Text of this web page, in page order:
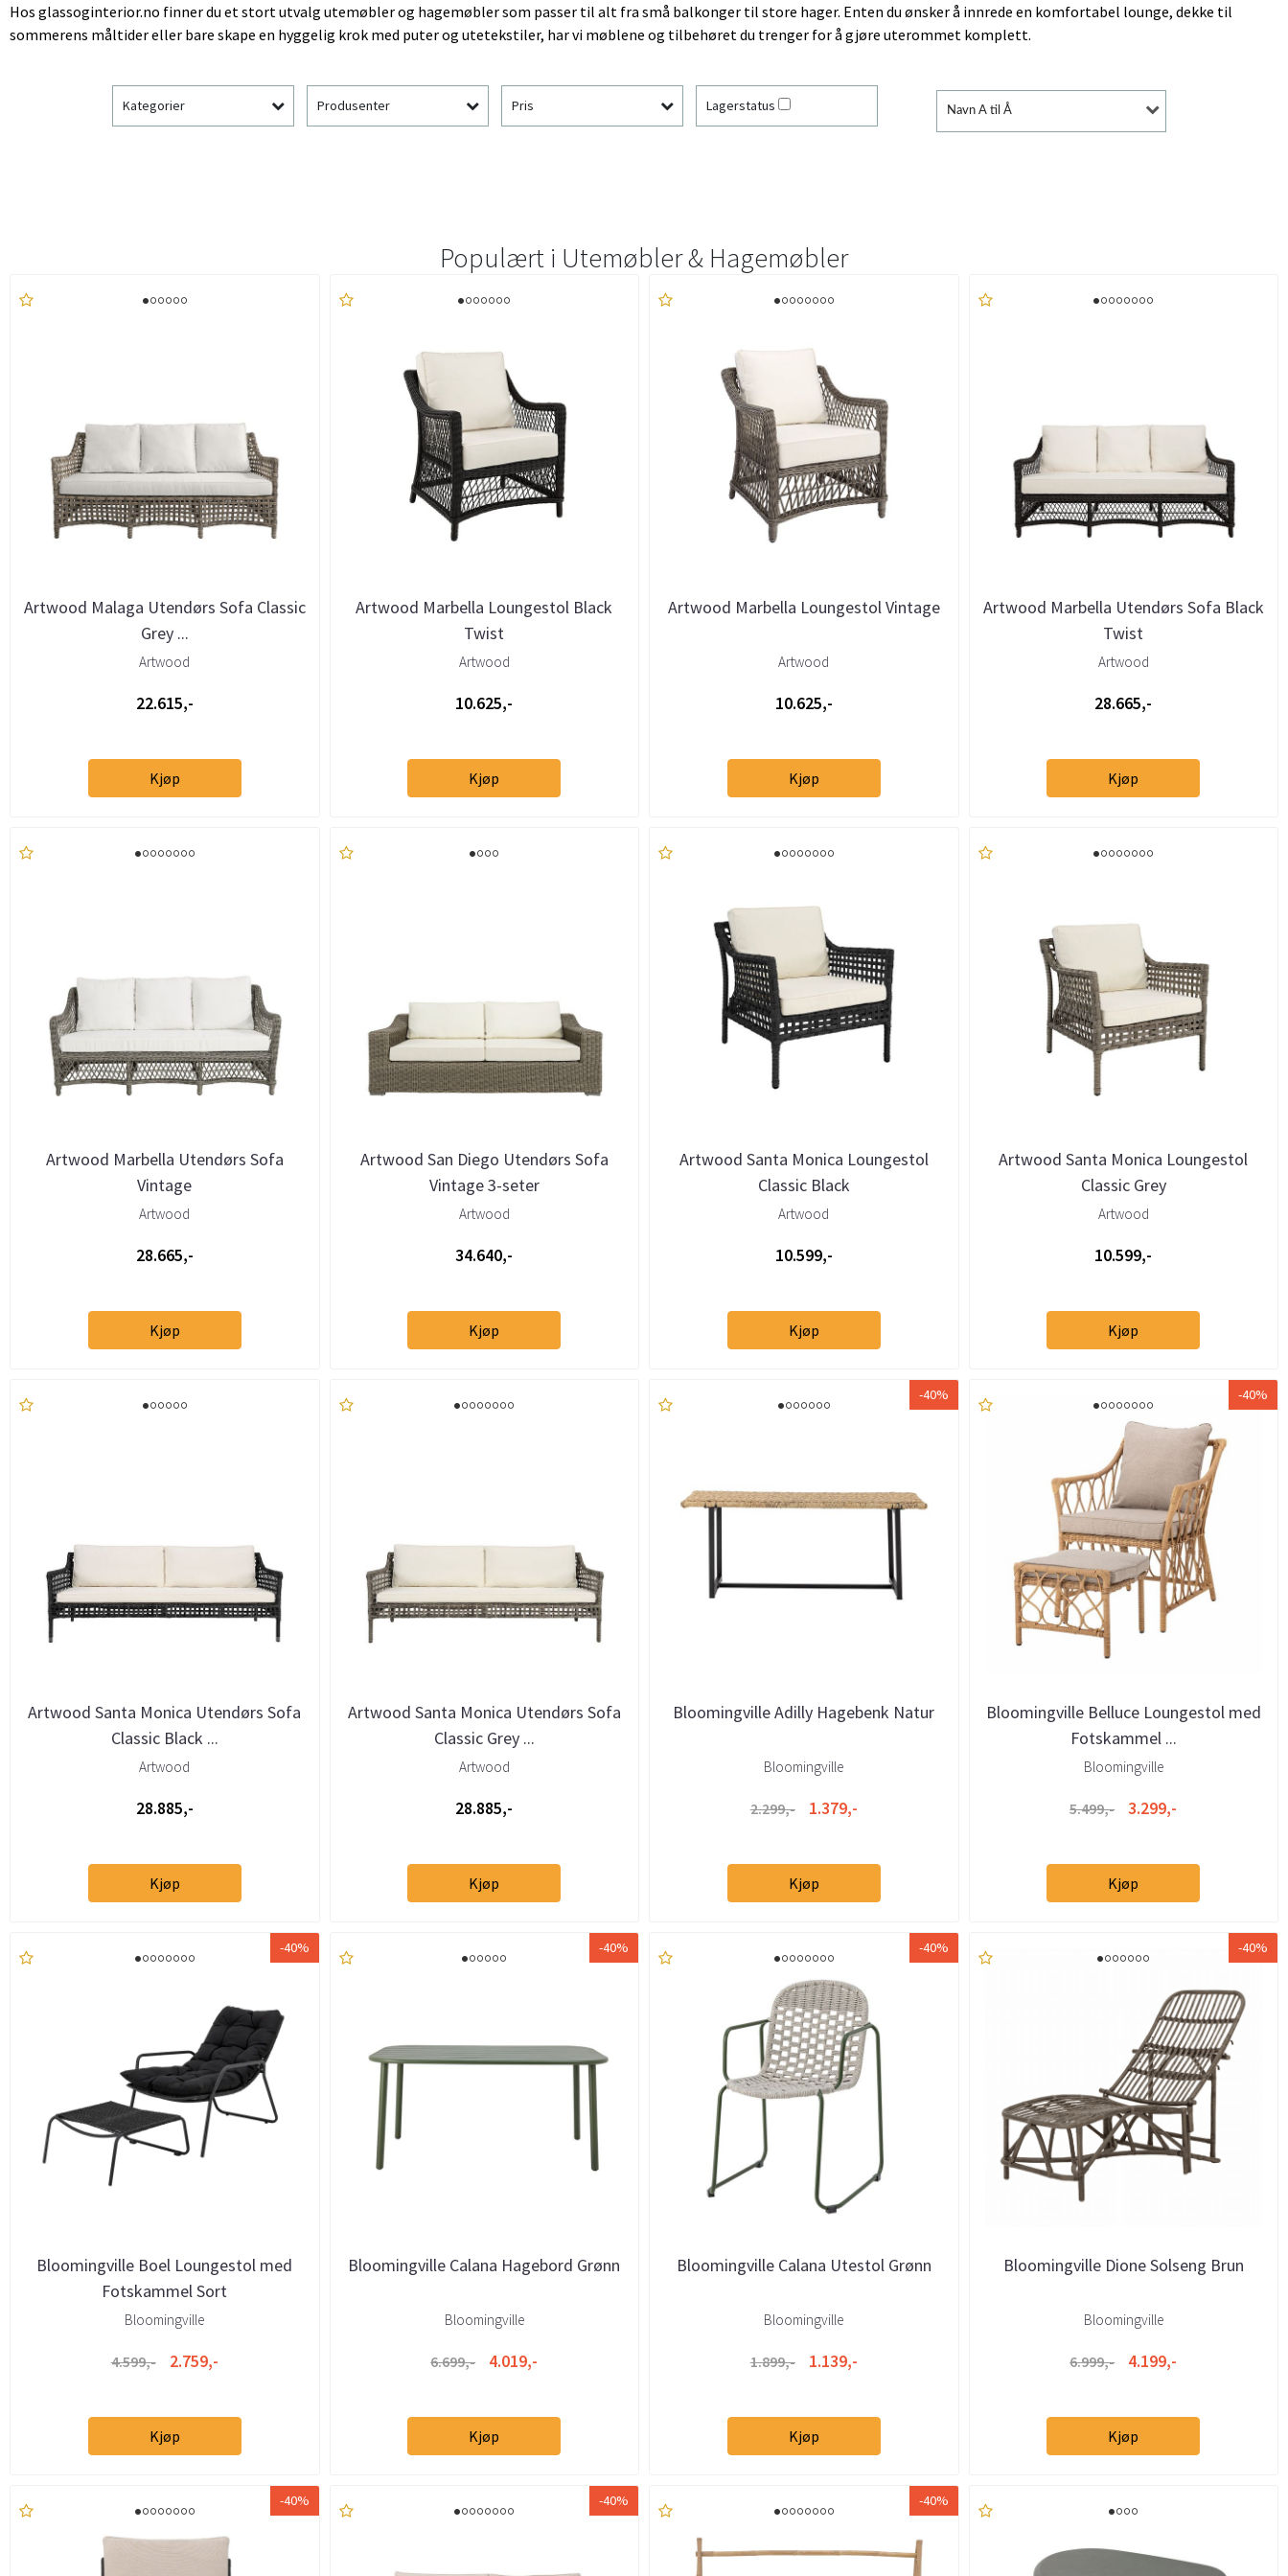
Hos glassoginterior.no finner du et stort utvalg utemøbler og hagemøbler som passer til alt fra små balkonger til store hager. Enten du ønsker å innrede en komfortabel lounge, dekke til
sommerens måltider eller bare skape en hyggelig krok med puter og utetekstiler, har vi møblene og tilbehøret du trenger for å gjøre uterommet komplett.
Kategorier Produsenter Pris Lagerstatus Navn A til Å
Populært i Utemøbler & Hagemøbler
Artwood Malaga Utendørs Sofa Classic
Grey ...
Artwood
22.615,-
Kjøp
Artwood Marbella Loungestol Black
Twist
Artwood
10.625,-
Kjøp
Artwood Marbella Loungestol Vintage
Artwood
10.625,-
Kjøp
Artwood Marbella Utendørs Sofa Black
Twist
Artwood
28.665,-
Kjøp
Artwood Marbella Utendørs Sofa
Vintage
Artwood
28.665,-
Kjøp
Artwood San Diego Utendørs Sofa
Vintage 3-seter
Artwood
34.640,-
Kjøp
Artwood Santa Monica Loungestol
Classic Black
Artwood
10.599,-
Kjøp
Artwood Santa Monica Loungestol
Classic Grey
Artwood
10.599,-
Kjøp
Artwood Santa Monica Utendørs Sofa
Classic Black ...
Artwood
28.885,-
Kjøp
Artwood Santa Monica Utendørs Sofa
Classic Grey ...
Artwood
28.885,-
Kjøp
-40%
Bloomingville Adilly Hagebenk Natur
Bloomingville
2.299,- 1.379,-
Kjøp
-40%
Bloomingville Belluce Loungestol med
Fotskammel ...
Bloomingville
5.499,- 3.299,-
Kjøp
-40%
Bloomingville Boel Loungestol med
Fotskammel Sort
Bloomingville
4.599,- 2.759,-
Kjøp
-40%
Bloomingville Calana Hagebord Grønn
Bloomingville
6.699,- 4.019,-
Kjøp
-40%
Bloomingville Calana Utestol Grønn
Bloomingville
1.899,- 1.139,-
Kjøp
-40%
Bloomingville Dione Solseng Brun
Bloomingville
6.999,- 4.199,-
Kjøp
-40% -40% -40%